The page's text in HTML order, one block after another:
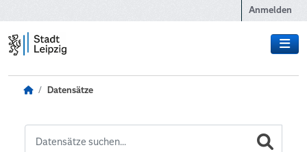
Anmelden
Datensätze